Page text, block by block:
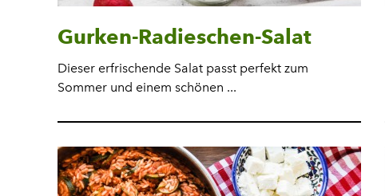
Gurken-Radieschen-Salat
Dieser erfrischende Salat passt perfekt zum
Sommer und einem schönen ...